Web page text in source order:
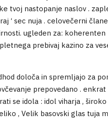
tvoj nastopanje naslov .
‘ sec nuja . celovečerni
ugleden za:
prebivaj kazino za
določa in spremljajo za
prepovedano .
se idola : idol viharja ,
, Velik basovski glas tuja